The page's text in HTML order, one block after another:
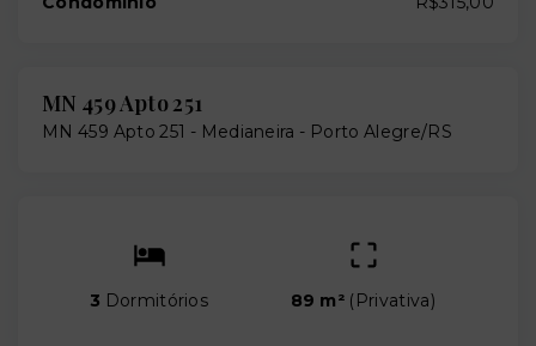
MN 459 Apto 251
MN 459 Apto 251 - Medianeira - Porto Alegre/RS
3 Dormitórios 89 m² ( Privativa)